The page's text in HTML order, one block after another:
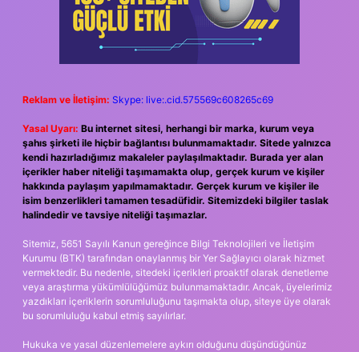
Reklam ve İletişim: Skype: live:.cid.575569c608265c69
Yasal Uyarı: Bu internet sitesi, herhangi bir marka, kurum veya
şahıs şirketi ile hiçbir bağlantısı bulunmamaktadır. Sitede yalnızca
kendi hazırladığımız makaleler paylaşılmaktadır. Burada yer alan
içerikler haber niteliği taşımamakta olup, gerçek kurum ve kişiler
hakkında paylaşım yapılmamaktadır. Gerçek kurum ve kişiler ile
isim benzerlikleri tamamen tesadüfidir. Sitemizdeki bilgiler taslak
halindedir ve tavsiye niteliği taşımazlar.
Sitemiz, 5651 Sayılı Kanun gereğince Bilgi Teknolojileri ve İletişim
Kurumu (BTK) tarafından onaylanmış bir Yer Sağlayıcı olarak hizmet
vermektedir. Bu nedenle, sitedeki içerikleri proaktif olarak denetleme
veya araştırma yükümlülüğümüz bulunmamaktadır. Ancak, üyelerimiz
yazdıkları içeriklerin sorumluluğunu taşımakta olup, siteye üye olarak
bu sorumluluğu kabul etmiş sayılırlar.
Hukuka ve yasal düzenlemelere aykırı olduğunu düşündüğünüz